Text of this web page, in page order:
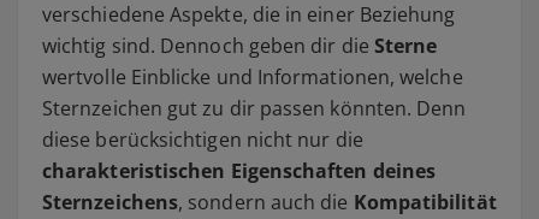
verschiedene Aspekte, die in einer Beziehung
wichtig sind. Dennoch geben dir die Sterne
wertvolle Einblicke und Informationen, welche
Sternzeichen gut zu dir passen könnten. Denn
diese berücksichtigen nicht nur die
charakteristischen Eigenschaften deines
Sternzeichens, sondern auch die Kompatibilität